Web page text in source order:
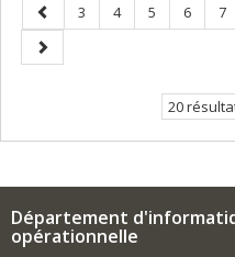
Page
précédente
Page
3 Page
4 Page
5 Page
6 7
Page
suivante
20
Département
opérationnelle